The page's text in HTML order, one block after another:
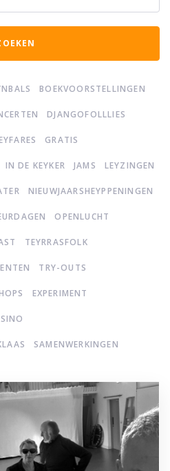
BOEKVOORSTELLINGEN
DJANGOFOLLLIES
GRATIS
IN DE KEYKER JAMS LEYZINGEN
NIEUWJAARSHEYPPENINGEN
OPENLUCHT
TEYRRASFOLK
TRY-OUTS
EXPERIMENT
SAMENWERKINGEN